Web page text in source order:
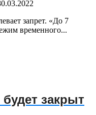
запрет. «До 7
временного...
закрыт